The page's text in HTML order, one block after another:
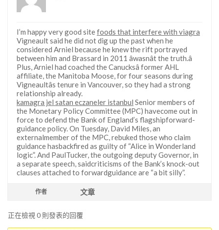
I’m happy very good sitefoods that interfere with viagra
Vigneault said he did not dig up the past when he
considered Arniel because he knew the rift portrayed
between him and Brassard in 2011 âwasnât the truth.â
Plus, Arniel had coached the Canucksâ former AHL
affiliate, the Manitoba Moose, for four seasons during
Vigneaultâs tenure in Vancouver, so they had a strong
relationship already.
kamagra jel satan eczaneler istanbul Senior members of
the Monetary Policy Committee (MPC) havecome out in
force to defend the Bank of England’s flagshipforward-
guidance policy. On Tuesday, David Miles, an
externalmember of the MPC, rebuked those who claim
guidance hasbackfired as guilty of “Alice in Wonderland
logic”. And PaulTucker, the outgoing deputy Governor, in
a separate speech, saidcriticisms of the Bank’s knock-out
clauses attached to forwardguidance are “a bit silly”.
作者 文章
正在檢視 0 則發表的回覆